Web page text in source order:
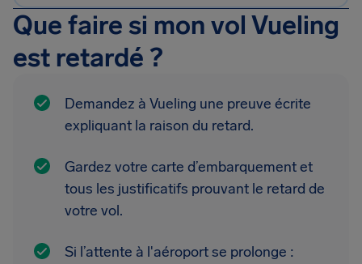
Que faire si mon vol Vueling
est retardé ?
Demandez à Vueling une preuve écrite
expliquant la raison du retard.
Gardez votre carte d’embarquement et
tous les justificatifs prouvant le retard de
votre vol.
Si l’attente à l'aéroport se prolonge :